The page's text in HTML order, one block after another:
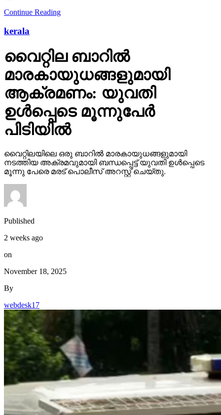
Continue Reading
kerala
വൈറ്റില ബാറില്‍
മാരകായുധങ്ങളുമായി
ആക്രമണം: യുവതി
ഉള്‍പ്പെടെ മൂന്നുപേര്‍
പിടിയില്‍
വൈറ്റിലയിലെ ഒരു ബാറില്‍ മാരകായുധങ്ങളുമായി
നടത്തിയ അക്രമവുമായി ബന്ധപ്പെട്ട് യുവതി ഉള്‍പ്പെടെ
മൂന്നു പേരെ മരട് പൊലീസ് അറസ്റ്റ് ചെയ്തു.
Published
2 weeks ago
on
November 18, 2025
By
webdesk17